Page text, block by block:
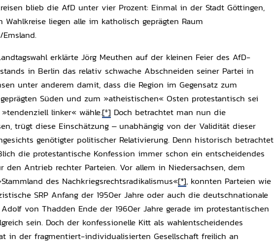
blieb die AfD unter vier Prozent: Einmal in der Stadt Göttingen,
Wahlkreise liegen alle im katholisch geprägten Raum
erklärte Jörg Meuthen auf der kleinen Feier des AfD-
in Berlin das relativ schwache Abschneiden seiner Partei in
unter anderem damit, dass die Region im Gegensatz zum
Süden und zum »atheistischen« Osten protestantisch sei
linker« wähle.[8] Doch betrachtet man nun die
trügt diese Einschätzung – unabhängig von der Validität dieser
genötigter politischer Relativierung. Denn historisch betrachtet
die protestantische Konfession immer schon ein entscheidendes
den Antrieb rechter Parteien. Vor allem in Niedersachsen, dem
des Nachkriegsrechtsradikalismus«[9], konnten Parteien wie
SRP Anfang der 1950er Jahre oder auch die deutschnationale
von Thadden Ende der 1960er Jahre gerade im protestantischen
sein. Doch der konfessionelle Kitt als wahlentscheidendes
in der fragmentiert-individualisierten Gesellschaft freilich an